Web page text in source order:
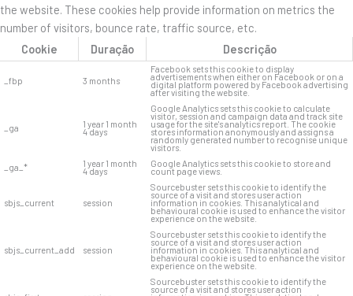
the website. These cookies help provide information on metrics the
number of visitors, bounce rate, traffic source, etc.
Cookie
Duração Descrição
_fbp 3 months
Facebook sets this cookie to display
advertisements when either on Facebook or on a
digital platform powered by Facebook advertising
after visiting the website.
_ga 1 year 1 month
4 days
Google Analytics sets this cookie to calculate
visitor, session and campaign data and track site
usage for the site's analytics report. The cookie
stores information anonymously and assigns a
randomly generated number to recognise unique
visitors.
_ga_*
1 year 1 month
4 days
Google Analytics sets this cookie to store and
count page views.
sbjs_current session
Sourcebuster sets this cookie to identify the
source of a visit and stores user action
information in cookies. This analytical and
behavioural cookie is used to enhance the visitor
experience on the website.
sbjs_current_add session
Sourcebuster sets this cookie to identify the
source of a visit and stores user action
information in cookies. This analytical and
behavioural cookie is used to enhance the visitor
experience on the website.
Sourcebuster sets this cookie to identify the
source of a visit and stores user action